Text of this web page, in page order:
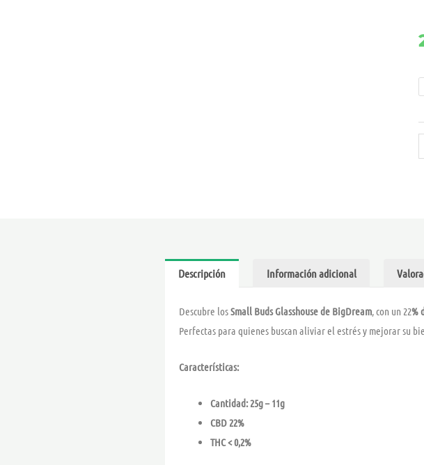
Descripción Información adicional
Descubre losSmall Buds Glasshouse de BigDream, con un 22%
Perfectas para quienes buscan aliviar el estrés y mejorar su
Características:
Cantidad: 25g – 11g
CBD 22%
THC < 0,2%